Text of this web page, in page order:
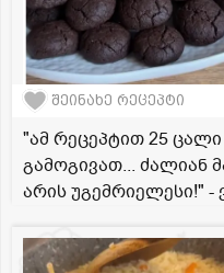
შეინახე რეცეპტი
"ამ რეცეპტით 25
გამოგივათ... ძალიან
არის უგემრიელესი!" -